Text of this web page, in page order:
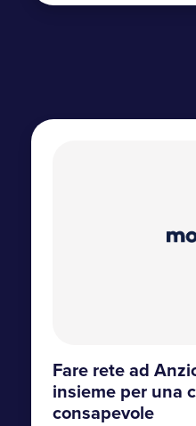
Fare rete ad
insieme per una
consapevole